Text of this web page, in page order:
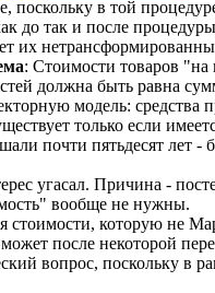
поскольку в той
до так и после
их
: Стоимости товаров
должна быть равна
модель:
только если
почти пятьдесят лет
угасал. Причина -
вообще не нужны.
стоимости, которую не
после некоторой
вопрос, поскольку в